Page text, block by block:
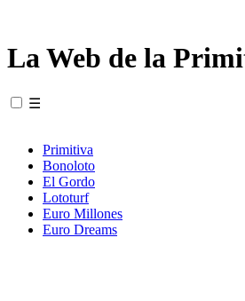
La Web de la
☰
Primitiva
Bonoloto
El Gordo
Lototurf
Euro Millones
Euro Dreams